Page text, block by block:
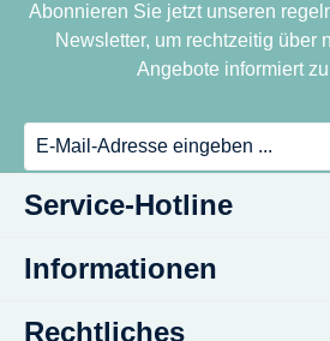
Abonnieren Sie jetzt unseren
Newsletter, um rechtzeitig über
Angebote informiert
Service-Hotline
Informationen
Rechtliches